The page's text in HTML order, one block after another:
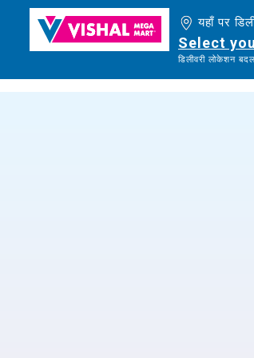
यहाँ पर
Select
डिलीवरी लोकेशन